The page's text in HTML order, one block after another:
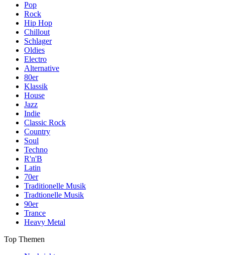
Pop
Rock
Hip Hop
Chillout
Schlager
Oldies
Electro
Alternative
80er
Klassik
House
Jazz
Indie
Classic Rock
Country
Soul
Techno
R'n'B
Latin
70er
Traditionelle Musik
Tradtionelle Musik
90er
Trance
Heavy Metal
Top Themen